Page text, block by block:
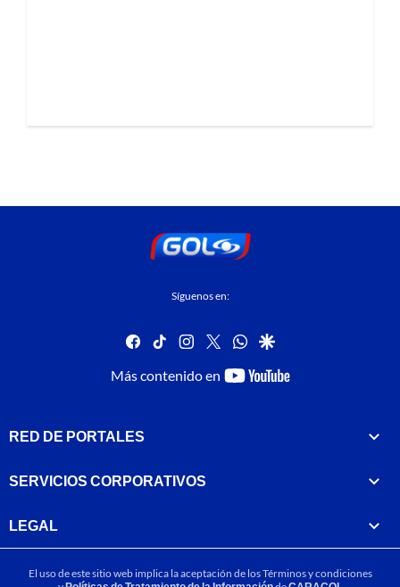
Síguenos en:
facebook
tiktok instagram
twitterwhatsapp
google
Más contenido en
youtube-
RED DE PORTALES
SERVICIOS CORPORATIVOS
LEGAL
El uso de este sitio web implica la aceptación de losTérminos y condiciones